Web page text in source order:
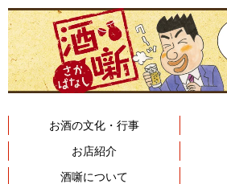
お酒の文化・行事
お店紹介
酒噺について